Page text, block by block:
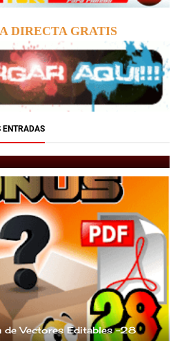
DIRECTA GRATIS
ENTRADAS
full navideño
de Vectores Editables -28